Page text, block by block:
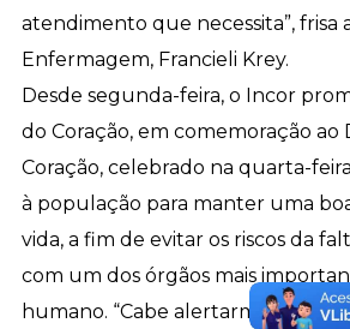
atendimento que necessita”, frisa
Enfermagem, Francieli Krey.
Desde segunda-feira, o Incor
do Coração, em comemoração ao
Coração, celebrado na quarta-
à população para manter uma
vida, a fim de evitar os riscos da
com um dos órgãos mais
humano. “Cabe alertarmos que